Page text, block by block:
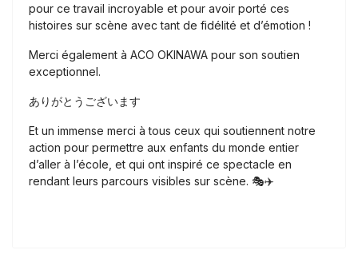
pour ce travail incroyable et pour avoir porté ces
histoires sur scène avec tant de fidélité et d’émotion !
Merci également à ACO OKINAWA pour son soutien
exceptionnel.
ありがとうございます
Et un immense merci à tous ceux qui soutiennent notre
action pour permettre aux enfants du monde entier
d’aller à l’école, et qui ont inspiré ce spectacle en
rendant leurs parcours visibles sur scène. 🎭✈️